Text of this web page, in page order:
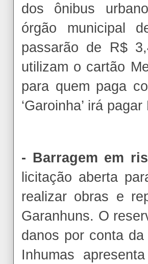
dos ônibus
órgão municipal
passarão de R$
utilizam o cartão
para quem paga
‘Garoinha’ irá
- Barragem em
licitação aberta
realizar obras e
Garanhuns. O
danos por conta
Inhumas